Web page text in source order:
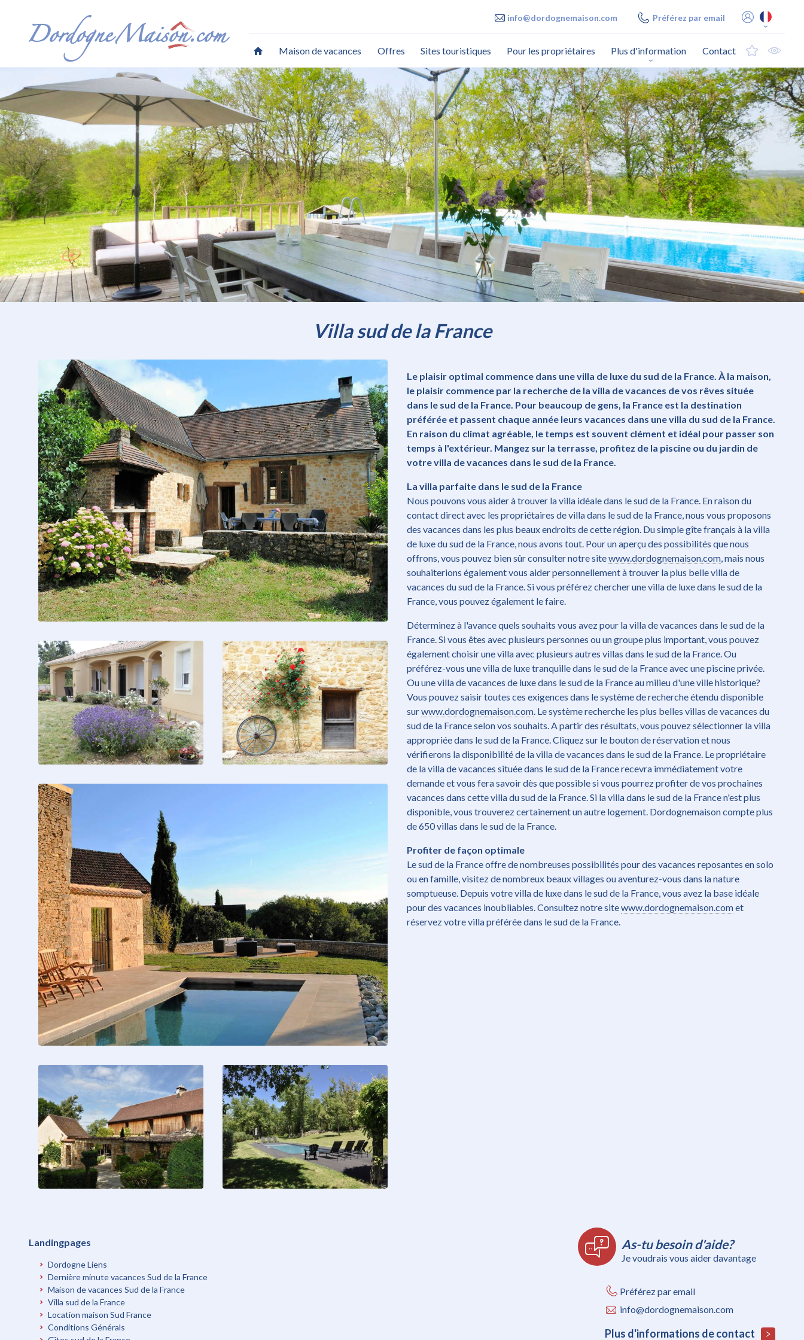
info@dordognemaison.com Préférez par email
Maison de vacances Offres Sites touristiques Pour les propriétaires Plus d'information Contact
Villa sud de la France
Le plaisir optimal commence dans une villa de luxe du sud de la France. À la maison,
le plaisir commence par la recherche de la villa de vacances de vos rêves située
dans le sud de la France. Pour beaucoup de gens, la France est la destination
préférée et passent chaque année leurs vacances dans une villa du sud de la France.
En raison du climat agréable, le temps est souvent clément et idéal pour passer son
temps à l'extérieur. Mangez sur la terrasse, profitez de la piscine ou du jardin de
votre villa de vacances dans le sud de la France.
La villa parfaite dans le sud de la France
Nous pouvons vous aider à trouver la villa idéale dans le sud de la France. En raison du
contact direct avec les propriétaires de villa dans le sud de la France, nous vous proposons
des vacances dans les plus beaux endroits de cette région. Du simple gîte français à la villa
de luxe du sud de la France, nous avons tout. Pour un aperçu des possibilités que nous
offrons, vous pouvez bien sûr consulter notre sitewww.dordognemaison.com, mais nous
souhaiterions également vous aider personnellement à trouver la plus belle villa de
vacances du sud de la France. Si vous préférez chercher une villa de luxe dans le sud de la
France, vous pouvez également le faire.
Déterminez à l'avance quels souhaits vous avez pour la villa de vacances dans le sud de la
France. Si vous êtes avec plusieurs personnes ou un groupe plus important, vous pouvez
également choisir une villa avec plusieurs autres villas dans le sud de la France. Ou
préférez-vous une villa de luxe tranquille dans le sud de la France avec une piscine privée.
Ou une villa de vacances de luxe dans le sud de la France au milieu d'une ville historique?
Vous pouvez saisir toutes ces exigences dans le système de recherche étendu disponible
surwww.dordognemaison.com. Le système recherche les plus belles villas de vacances du
sud de la France selon vos souhaits. A partir des résultats, vous pouvez sélectionner la villa
appropriée dans le sud de la France. Cliquez sur le bouton de réservation et nous
vérifierons la disponibilité de la villa de vacances dans le sud de la France. Le propriétaire
de la villa de vacances située dans le sud de la France recevra immédiatement votre
demande et vous fera savoir dès que possible si vous pourrez profiter de vos prochaines
vacances dans cette villa du sud de la France. Si la villa dans le sud de la France n'est plus
disponible, vous trouverez certainement un autre logement. Dordognemaison compte plus
de 650 villas dans le sud de la France.
Profiter de façon optimale
Le sud de la France offre de nombreuses possibilités pour des vacances reposantes en solo
ou en famille, visitez de nombreux beaux villages ou aventurez-vous dans la nature
somptueuse. Depuis votre villa de luxe dans le sud de la France, vous avez la base idéale
pour des vacances inoubliables. Consultez notre sitewww.dordognemaison.comet
réservez votre villa préférée dans le sud de la France.
Landingpages
Dordogne Liens
Dernière minute vacances Sud de la France
Maison de vacances Sud de la France
Villa sud de la France
Location maison Sud France
Conditions Générals
As-tu besoin d'aide?
Je voudrais vous aider davantage
Préférez par email
info@dordognemaison.com
Plus d'informations de contact